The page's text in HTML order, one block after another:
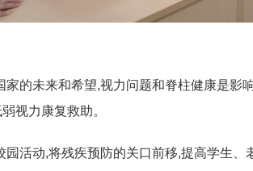
的未来和希望,视力问题和脊柱健康是
视力康复救助。
活动,将残疾预防的关口前移,提高学生